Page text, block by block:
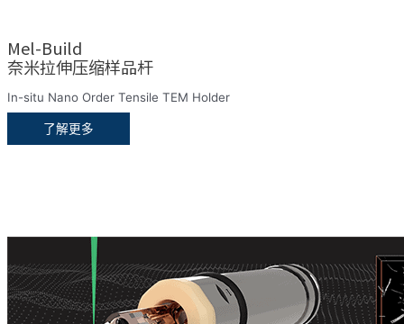
Mel-Build
奈米拉伸压缩样品杆
In-situ Nano Order Tensile TEM Holder
了解更多